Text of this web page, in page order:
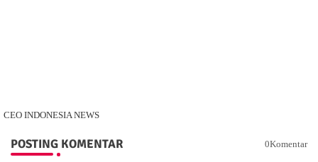
CEO INDONESIA NEWS
POSTING KOMENTAR 0Komentar